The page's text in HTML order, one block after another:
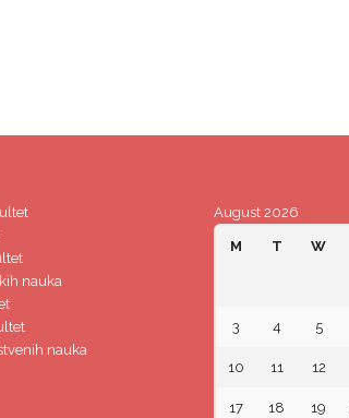
nauka
nauka
August 2026
M T W
3 4 5
10 11 12
17 18 19